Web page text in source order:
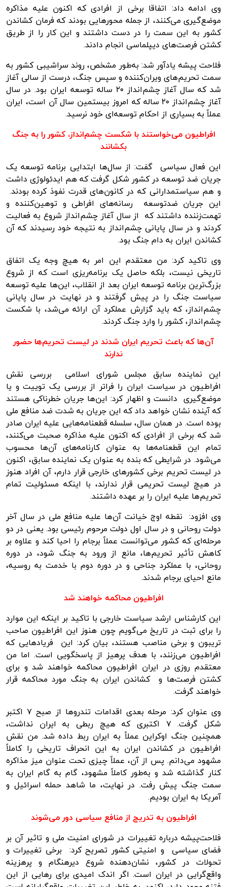
وی ادامه داد: اتفاقا برخی از افرادی که اکنون علیه مذاکره
موضع‌گیری می‌کنند، از جمله محورهایی بودند که فرمان کشاندن
کشور به این سمت را در دست داشتند و این کار را از طریق
کشتن فرصت‌های دیپلماسی انجام دادند.
فلاحت پیشه یادآور شد: به‌طور مشخص، روند سراشیبی کشور به
سمت تحریم‌های ویران‌کننده و سپس جنگ، درست از سالی آغاز
شد که سال آغاز چشم‌انداز ۲۰ ساله توسعه ایران بود. در سال
آغاز چشم‌انداز ۲۰ ساله که امروز بیستمین سال آن است، ایران
عملاً به بسیاری از احکام توسعه‌ای خود نرسید.
افراطیون می‌خواستند با شکست چشم‌انداز، کشور را به جنگ
بکشانند
این فعال سیاسی گفت: از سال‌ها ابتدایی برنامه توسعه یک
جریان ضد توسعه در کشور شکل گرفت که هم ایدئولوژی داشت
و هم سیاستمدارانی که در کانون‌های قدرت نفوذ کرده بودند.
این جریان ضدتوسعه رسانه‌های افراطی و توهین‌کننده و
تهمت‌زننده داشتند که از سال آغاز چشم‌انداز شروع به فعالیت
کردند و در سال پایانی چشم‌انداز به نتیجه خود رسیدند که آن
کشاندن ایران به دام جنگ بود.
وی تاکید کرد: من معتقدم این امر به هیچ وجه یک اتفاق
تاریخی نیست، بلکه حاصل یک برنامه‌ریزی است که از شروع
بزرگ‌ترین برنامه توسعه ایران بعد از انقلاب، این‌ها علیه توسعه
سیاست جنگ را در پیش گرفتند و در نهایت در سال پایانی
چشم‌انداز، که باید گزارش عملکرد آن ارائه می‌شد، با شکست
چشم‌انداز، کشور را وارد جنگ کردند.
آن‌ها که باعث تحریم ایران شدند در لیست تحریم‌ها حضور
ندارند
این نماینده سابق مجلس شورای اسلامی بررسی نقش
افراطیون در سیاست ایران را فراتر از بررسی یک توییت و یا
موضع‌گیری دانست و اظهار کرد: این‌ها جریان خطرناکی هستند
که آینده نشان خواهد داد که این جریان به شدت ضد منافع ملی
بوده است. در همان سال، سلسله قطعنامه‌هایی علیه ایران صادر
شد که برخی از افرادی که اکنون علیه مذاکره صحبت می‌کنند،
تمام این قطعنامه‌ها به عنوان کارنامه‌های آن‌ها محسوب
می‌شود. در شرایطی که بنده به عنوان یک نماینده سابق، اکنون
در لیست تحریم برخی کشورهای خارجی قرار دارم، آن افراد هنوز
در هیچ لیست تحریمی قرار ندارند، با اینکه مسئولیت تمام
تحریم‌ها علیه ایران را بر عهده داشتند.
وی افزود: نقطه اوج خیانت آن‌ها علیه منافع ملی در سال آخر
دولت روحانی و در سال اول دولت مرحوم رئیسی بود. یعنی در دو
مرحله‌ای که کشور می‌توانست عملاً برجام را احیا کند و علاوه بر
کاهش تأثیر تحریم‌ها، مانع از ورود به جنگ شود، در دوره
روحانی، با عملکرد جناحی و در دوره دوم با خدمت به روسیه،
مانع احیای برجام شدند.
افراطیون محاکمه خواهند شد
این کارشناس ارشد سیاست خارجی با تاکید بر اینکه این موارد
را برای ثبت در تاریخ می‌گویم چون هنوز این افراطیون صاحب
تریبون و برخی مناصب هستند، بیان کرد: این فریادهایی که
افراطیون می‌زنند، با هدف پرهیز از پاسخگویی است. اما من
معتقدم روزی در ایران افراطیون محاکمه خواهند شد و برای
کشتن فرصت‌ها و کشاندن ایران به جنگ مورد محاکمه قرار
خواهند گرفت.
وی عنوان کرد: مرحله بعدی اقدامات تندرو‌ها از صبح ۷ اکتبر
شکل گرفت. ۷ اکتبری که هیچ ربطی به ایران نداشت،
همچنین جنگ اوکراین عملاً به ایران ربط داده شد. من نقش
افراطیون در کشاندن ایران به این انحراف تاریخی را کاملاً
مشهود می‌دانم. پس از آن، عملاً چیزی تحت عنوان میز مذاکره
کنار گذاشته شد و به‌طور کاملاً مشهود، گام به گام ایران به
سمت جنگ پیش رفت. در نهایت، ما شاهد حمله اسرائیل و
آمریکا به ایران بودیم.
افراطیون به تدریج از منافع سیاسی دور می‌شوند
فلاحت‌پیشه درباره تغییرات در شورای امنیت ملی و تاثیر آن بر
فضای سیاسی و امنیتی کشور تصریح کرد: برخی تغییرات و
تحولات در کشور، نشان‌دهنده شروع دیرهنگام و پرهزینه
واقع‌گرایی در ایران است. اگر اندک امیدی برای رهایی از این